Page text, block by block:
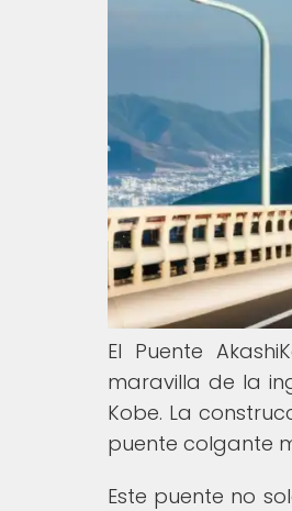
El Puente
maravilla de la
Kobe. La
puente colgante
Este puente no